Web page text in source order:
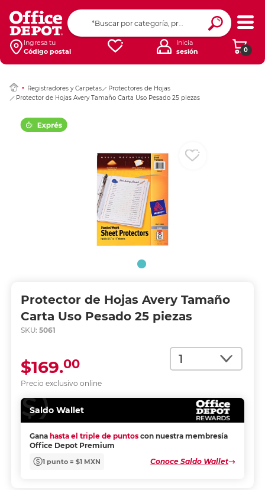
Ingresa tu
Código postal
0
Inicia
sesión
Registradores y Carpetas
Protectores de Hojas
Protector de Hojas Avery Tamaño Carta Uso Pesado 25 piezas
Protector de Hojas Avery Tamaño
Carta Uso Pesado 25 piezas
SKU: 5061
Cantidad
Precio exclusivo online
$169.00
Saldo Wallet
Gana hasta el triple de puntos con nuestra membresía
Office Depot Premium
1 punto = $1 MXN Conoce Saldo Wallet
Ingresar Codigo